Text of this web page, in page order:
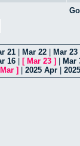
21 Mar 22 Mar 23
16 [ Mar 23 ]
Mar
] 2025 Apr